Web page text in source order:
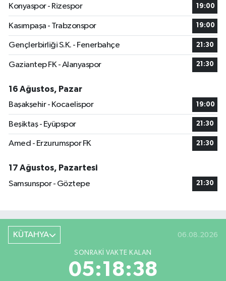
Konyaspor - Rizespor
19:00
Kasımpaşa - Trabzonspor 19:00
Gençlerbirliği S.K. - Fenerbahçe 21:30
Gaziantep FK - Alanyaspor 21:30
16 Ağustos, Pazar
Başakşehir - Kocaelispor
19:00
Beşiktaş - Eyüpspor 21:30
Amed - Erzurumspor FK 21:30
17 Ağustos, Pazartesi
Samsunspor - Göztepe
21:30
KÜTAHYA 06.08.2026
SONRAKI VAKTE KALAN
05:18:37